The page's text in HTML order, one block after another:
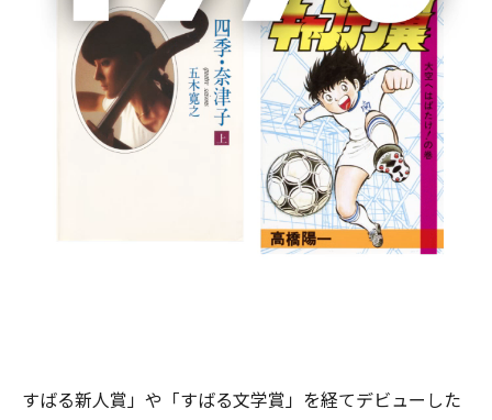
ポケットに入るサイズの文庫本は、実は日本にしかない
メディア。持ち運びしやすいコンパクトさは、電子書籍
が台頭してきた今も根強い人気を誇っています。若い世
代を中心に、名作を広く廉価で読んでもらいたいという
思いからスタートした「集英社文庫」は、2022年５月で
創刊45年を迎えました。長年読み継がれているクラシッ
クの名作から人気作家の新刊や話題の映画・ドラマの原
作まで、幅広いラインナップを擁しています。
すばる新人賞」や「すばる文学賞」を経てデビューした